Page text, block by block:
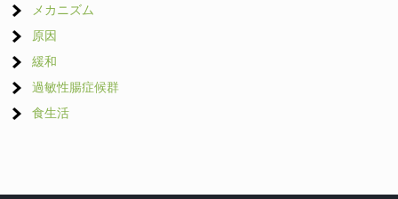
メカニズム
原因
緩和
過敏性腸症候群
食生活